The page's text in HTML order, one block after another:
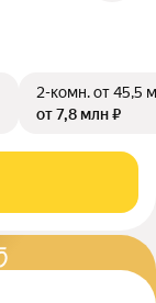
2-комн.от 45,5
от 7,8 млн ₽